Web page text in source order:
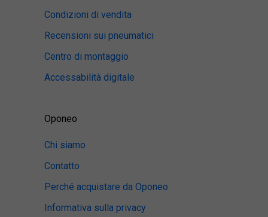
Condizioni di vendita
Recensioni sui pneumatici
Centro di montaggio
Accessabilità digitale
Oponeo
Chi siamo
Contatto
Perché acquistare da Oponeo
Informativa sulla privacy